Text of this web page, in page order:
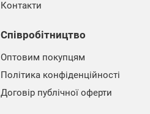
Контакти
Співробітництво
Оптовим покупцям
Політика конфіденційності
Договір публічної оферти